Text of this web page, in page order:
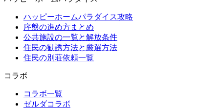
ハッピーホームパラダイス攻略
序盤の進め方まとめ
公共施設の一覧と解放条件
住民の勧誘方法と厳選方法
住民の別荘依頼一覧
コラボ
コラボ一覧
ゼルダコラボ